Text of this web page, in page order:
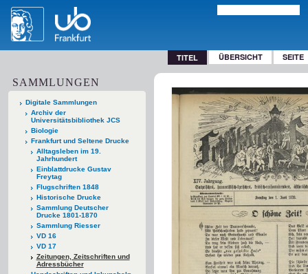
TITEL ÜBERSICHT SEITE
SAMMLUNGEN
Digitale Sammlungen
Archiv der
Universitätsbibliothek JCS
Biologie
Frankfurt und Seltene Drucke
Alltagsleben im 19.
Jahrhundert
Einblattdrucke Gustav
Freytag
Flugschriften 1848
Historische Drucke
Sammlung Deutscher
Drucke 1801-1870
Sammlung Riesser
VD 16
VD 17
Zeitungen, Zeitschriften und
Adressbücher